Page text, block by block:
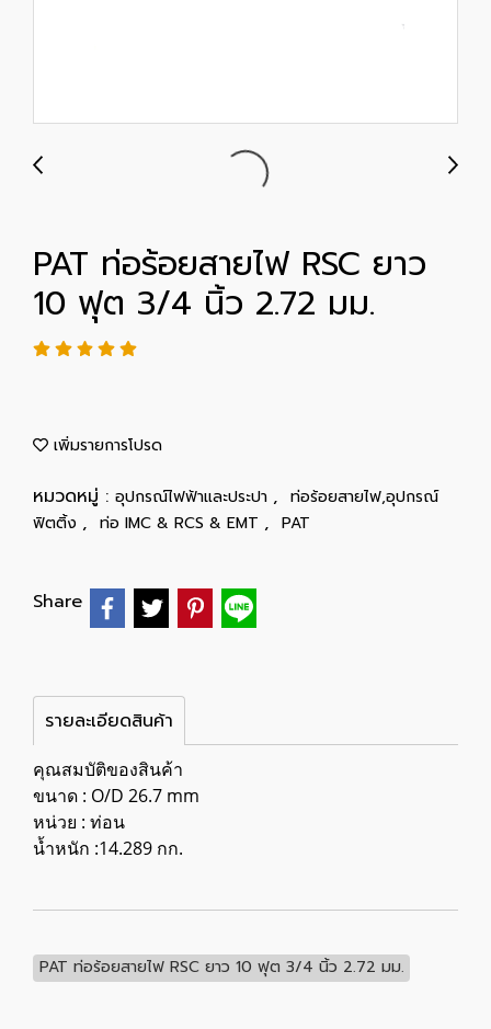
PAT ท่อร้อยสายไฟ RSC ยาว
10 ฟุต 3/4 นิ้ว 2.72 มม.
เพิ่มรายการโปรด
หมวดหมู่ : อุปกรณ์ไฟฟ้าและประปา , ท่อร้อยสายไฟ,อุปกรณ์
ฟิตติ้ง , ท่อ IMC & RCS & EMT , PAT
Share
รายละเอียดสินค้า
คุณสมบัติของสินค้า
ขนาด : O/D 26.7 mm
หน่วย : ท่อน
น้ำหนัก :14.289 กก.
PAT ท่อร้อยสายไฟ RSC ยาว 10 ฟุต 3/4 นิ้ว 2.72 มม.